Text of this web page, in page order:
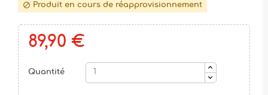
 Produit en cours de réapprovisionnement
89,90 €
Quantité